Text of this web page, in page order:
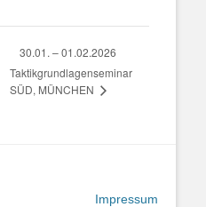
30.01. – 01.02.2026
Taktikgrundlagenseminar
SÜD, MÜNCHEN
Impressum